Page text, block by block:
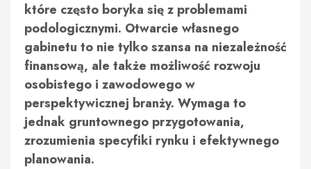
które często boryka się z problemami
podologicznymi. Otwarcie własnego
gabinetu to nie tylko szansa na niezależność
finansową, ale także możliwość rozwoju
osobistego i zawodowego w
perspektywicznej branży. Wymaga to
jednak gruntownego przygotowania,
zrozumienia specyfiki rynku i efektywnego
planowania.